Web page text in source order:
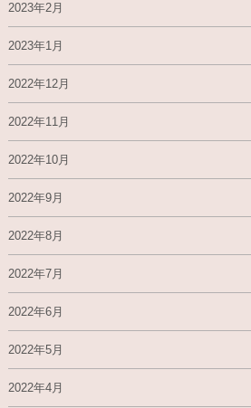
2023年2月
2023年1月
2022年12月
2022年11月
2022年10月
2022年9月
2022年8月
2022年7月
2022年6月
2022年5月
2022年4月